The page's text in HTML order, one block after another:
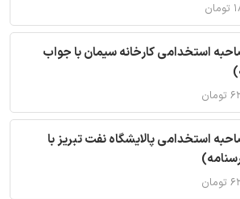
استخدامی کارخانه سیمان با جواب
استخدامی پالایشگاه نفت تبریز با